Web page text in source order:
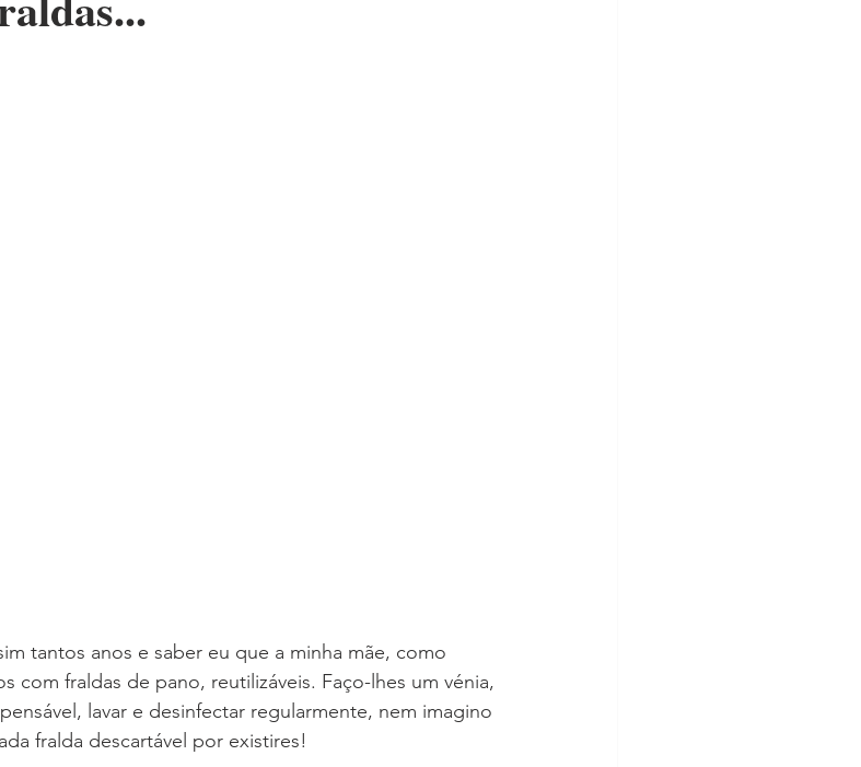
tantos anos e saber eu que a minha mãe, como
com fraldas de pano, reutilizáveis. Faço-lhes um vénia,
lavar e desinfectar regularmente, nem imagino
fralda descartável por existires!